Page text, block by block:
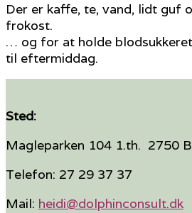
Der er kaffe, te, vand, lidt guf
frokost.
… og for at holde
til eftermiddag.
Sted:
Magleparken 104 1.th. 2750
Telefon: 27 29 37 37
Mail: heidi@dolphinconsult.dk